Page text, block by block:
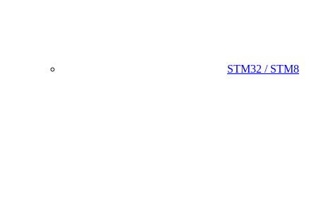
STM32 / STM8